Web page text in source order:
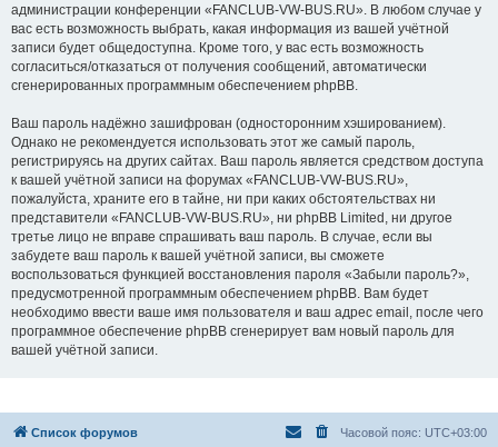
администрации конференции «FANCLUB-VW-BUS.RU». В любом случае у
вас есть возможность выбрать, какая информация из вашей учётной
записи будет общедоступна. Кроме того, у вас есть возможность
согласиться/отказаться от получения сообщений, автоматически
сгенерированных программным обеспечением phpBB.
Ваш пароль надёжно зашифрован (односторонним хэшированием).
Однако не рекомендуется использовать этот же самый пароль,
регистрируясь на других сайтах. Ваш пароль является средством доступа
к вашей учётной записи на форумах «FANCLUB-VW-BUS.RU»,
пожалуйста, храните его в тайне, ни при каких обстоятельствах ни
представители «FANCLUB-VW-BUS.RU», ни phpBB Limited, ни другое
третье лицо не вправе спрашивать ваш пароль. В случае, если вы
забудете ваш пароль к вашей учётной записи, вы сможете
воспользоваться функцией восстановления пароля «Забыли пароль?»,
предусмотренной программным обеспечением phpBB. Вам будет
необходимо ввести ваше имя пользователя и ваш адрес email, после чего
программное обеспечение phpBB сгенерирует вам новый пароль для
вашей учётной записи.
Список форумов Часовой пояс: UTC+03:00